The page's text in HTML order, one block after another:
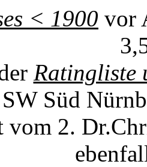
< 1900 vor
Ratingliste
SW Süd
vom 2.